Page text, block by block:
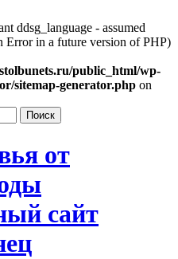
ddsg_language - assumed
Error in a future version of PHP)
public_html/wp-
sitemap-generator.php on
от
сайт